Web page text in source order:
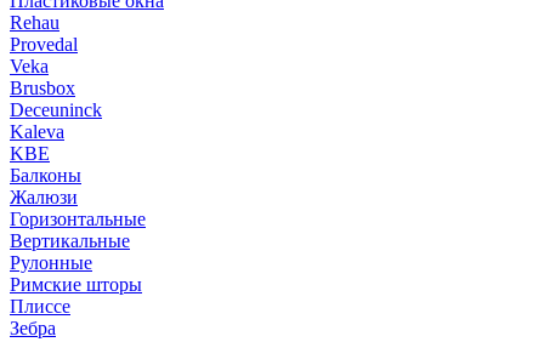
Rehau
Provedal
Veka
Brusbox
Deceuninck
Kaleva
KBE
Балконы
Жалюзи
Горизонтальные
Вертикальные
Рулонные
Римские шторы
Плиссе
Зебра